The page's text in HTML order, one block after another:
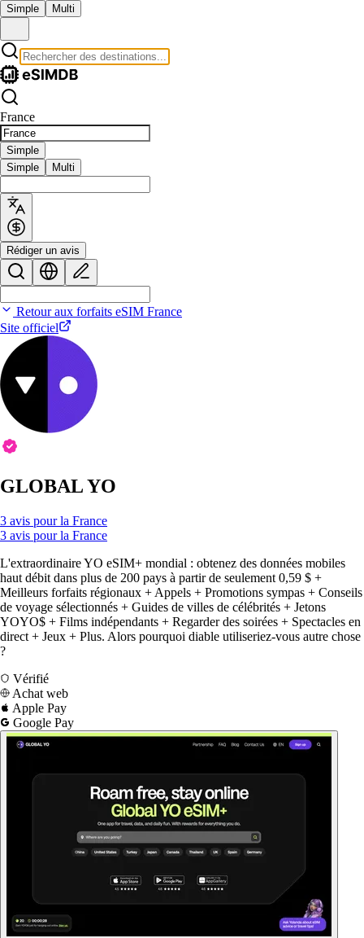
Simple Multi
France
Simple
Simple
Multi
Rédiger un avis
Retour aux forfaits eSIM France
Site officiel
GLOBAL YO
3 avis pour la France
3 avis pour la France
L'extraordinaire YO eSIM+ mondial : obtenez des données mobiles
haut débit dans plus de 200 pays à partir de seulement 0,59 $ +
Meilleurs forfaits régionaux + Appels + Promotions sympas + Conseils
de voyage sélectionnés + Guides de villes de célébrités + Jetons
YOYO$ + Films indépendants + Regarder des soirées + Spectacles en
direct + Jeux + Plus. Alors pourquoi diable utiliseriez-vous autre chose
?
Vérifié
Achat web
Apple Pay
Google Pay